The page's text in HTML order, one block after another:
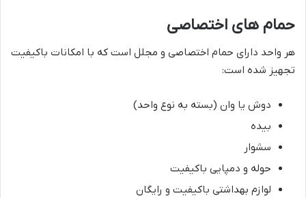
حمام های اختصاصی
هر واحد دارای حمام اختصاصی و مجلل است که با امکانات باکیفیت
تجهیز شده است:
دوش یا وان (بسته به نوع واحد)
بیده
سشوار
حوله و دمپایی باکیفیت
لوازم بهداشتی باکیفیت و رایگان